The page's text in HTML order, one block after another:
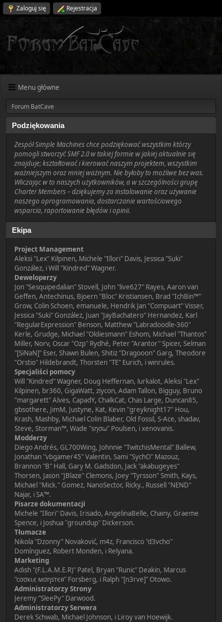
Zaloguj się Rejestracja
Menu główne
Forum BatCave
Podziękowania
Zespół Simple Machines chce podziękować wszystkim którzy
pomogli stworzyć SMF 2.0 w takiej formie w jakiej aktualnie się
znajduje; kształtować i kierować naszym projektem, wszystkim
ważniejszym oraz mniej ważnym. Nie byłoby to możliwe bez was.
Wliczając w to naszych użytkowników, a w szczególności grupę
Charter Members – dziękujemy za instalowanie oraz używanie
naszego oprogramowania, dostarczanie wartościowego
wsparcia, raportowanie błędów i opinii.
Ekipa
Project Management
Aleksi "Lex" Kilpinen, Michele "Illori" Davis, Jessica "Suki"
González, i Will "Kindred" Wagner.
Deweloperzy
Jon "Sesquipedalian" Stovell, John "live627" Rayes, Aaron van
Geffen, Antechinus, Bjoern "Bloc" Kristiansen, Brad "IchBin™"
Grow, Colin Schoen, emanuele, Hendrik Jan "Compuart" Visser,
Jessica "Suki" González, Juan "JayBachatero" Hernandez, Karl
"RegularExpression" Benson, Matthew "Labradoodle-360"
Kerle, Grudge, Michael "Oldiesmann" Eshom, Michael "Thantos"
Miller, Norv, Oscar "Ozp" Rydhé, Peter "Arantor" Spicer, Selman
"[SiNaN]" Eser, Shawn Bulen, Shitiz "Dragooon" Garg, Theodore
"Orstio" Hildebrandt, Thorsten "TE" Eurich, i winrules.
Specjaliści pomocy
Will "Kindred" Wagner, Doug Heffernan, lurkalot, Aleksi "Lex"
Kilpinen, br360, GigaWatt, ziycon, Adam Tallon, Bigguy, Bruno
"margarett" Alves, CapadY, ChalkCat, Chas Large, Duncan85,
gbsothere, JimM, Justyne, Kat, Kevin "greyknight17" Hou,
Krash, Mashby, Michael Colin Blaber, Old Fossil, S-Ace, shadav,
Steve, Storman™, Wade "sησω" Poulsen, i xenovanis.
Modderzy
Diego Andrés, GL700Wing, Johnnie "TwitchisMental" Ballew,
Jonathan "vbgamer45" Valentin, Sami "SychO" Mazouz,
Brannon "B" Hall, Gary M. Gadsdon, Jack "akabugeyes"
Thorsen, Jason "JBlaze" Clemons, Joey "Tyrsson" Smith, Kays,
Michael "Mick." Gomez, NanoSector, Ricky., Russell "NEND"
Najar, i SA™.
Pisarze dokumentacji
Michele "Illori" Davis, Irisado, AngelinaBelle, Chainy, Graeme
Spence, i Joshua "groundup" Dickerson.
Tłumacze
Nikola "Dzonny" Novaković, m4z, Francisco "d3vcho"
Domínguez, Robert Monden, i Relyana.
Marketing
Adish "(F.L.A.M.E.R)" Patel, Bryan "Runic" Deakin, Marcus
"cσσкιє мσηѕтєя" Forsberg, i Ralph "[n3rve]" Otowo.
Administratorzy Strony
Jeremy "SleePy" Darwood.
Administratorzy Serwera
Derek Schwab, Michael Johnson, i Liroy van Hoewijk.